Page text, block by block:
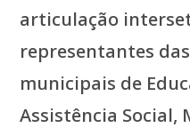
articulação
representantes
municipais de
Assistência Social,